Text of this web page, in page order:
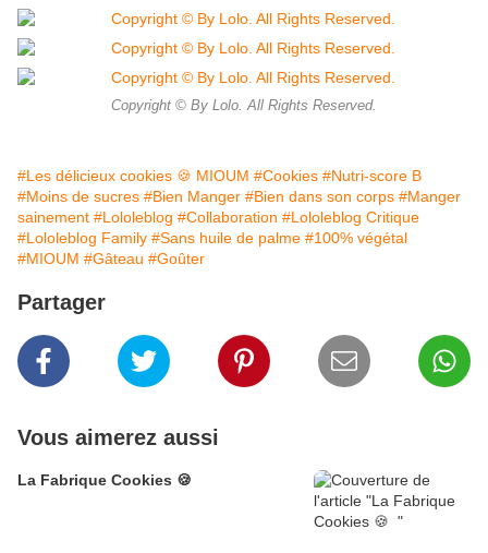
Copyright © By Lolo. All Rights Reserved.
#Les délicieux cookies 🍪 MIOUM #Cookies #Nutri-score B
#Moins de sucres #Bien Manger #Bien dans son corps #Manger
sainement #Lololeblog #Collaboration #Lololeblog Critique
#Lololeblog Family #Sans huile de palme #100% végétal
#MIOUM #Gâteau #Goûter
Partager
Vous aimerez aussi
La Fabrique Cookies 🍪